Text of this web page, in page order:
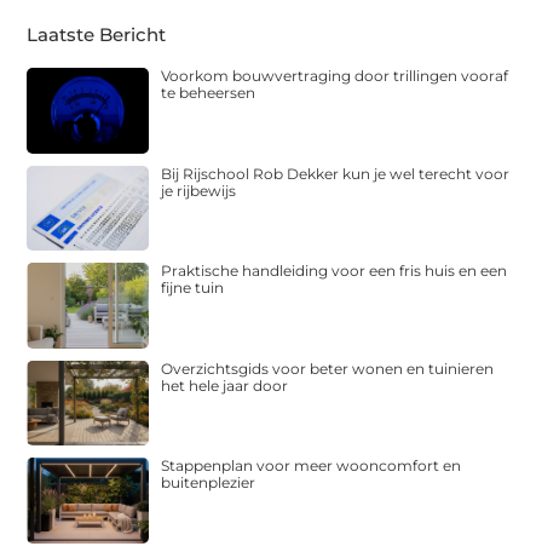
Laatste Bericht
Voorkom bouwvertraging door trillingen vooraf
te beheersen
Bij Rijschool Rob Dekker kun je wel terecht voor
je rijbewijs
Praktische handleiding voor een fris huis en een
fijne tuin
Overzichtsgids voor beter wonen en tuinieren
het hele jaar door
Stappenplan voor meer wooncomfort en
buitenplezier